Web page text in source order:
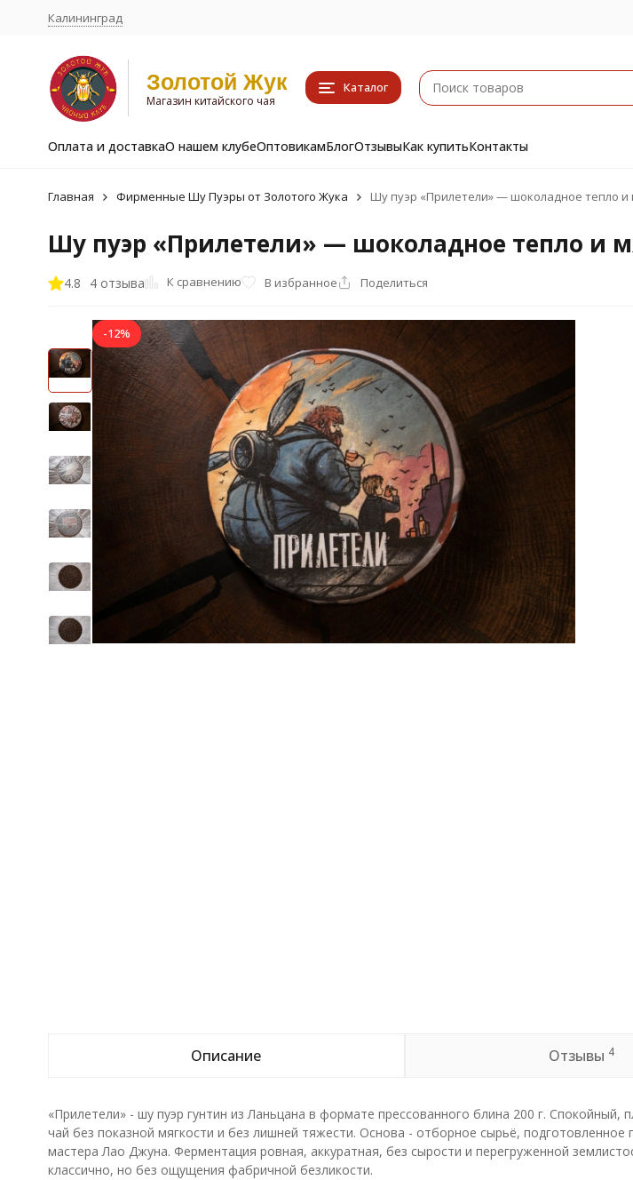
Калининград
Золотой Жук
Магазин китайского чая
Каталог
Оплата и доставкаО нашем клубеОптовикамБлогОтзывыКак купитьКонтакты
Главная Фирменные Шу Пуэры от Золотого Жука Шу пуэр «Прилетели» — шоколадное тепло и
Шу пуэр «Прилетели» — шоколадное тепло и
4.8 4 отзыва К сравнению В избранное Поделиться
-12%
Описание Отзывы 4
«Прилетели» - шу пуэр гунтин из Ланьцана в формате прессованного блина 200 г. Спокойный,
чай без показной мягкости и без лишней тяжести. Основа - отборное сырьё, подготовленное
мастера Лао Джуна. Ферментация ровная, аккуратная, без сырости и перегруженной
классично, но без ощущения фабричной безликости.